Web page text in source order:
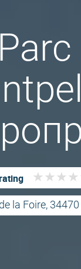
★ ★ ★ ★
★ ★ ★ ★
la Foire,